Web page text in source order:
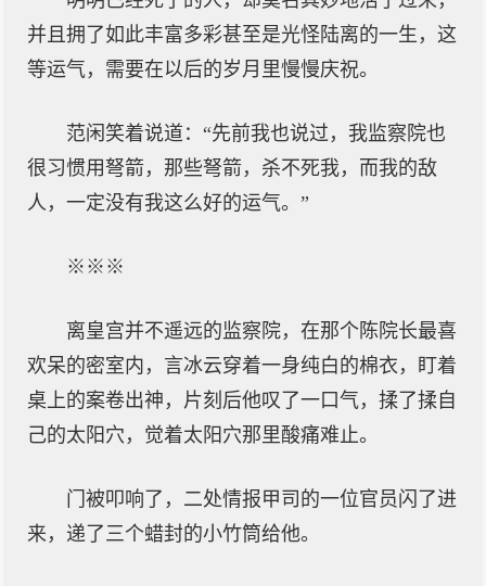
并且拥了如此丰富多彩甚至是光怪陆离的一生，这
等运气，需要在以后的岁月里慢慢庆祝。
范闲笑着说道：“先前我也说过，我监察院也
很习惯用弩箭，那些弩箭，杀不死我，而我的敌
人，一定没有我这么好的运气。”
※※※
离皇宫并不遥远的监察院，在那个陈院长最喜
欢呆的密室内，言冰云穿着一身纯白的棉衣，盯着
桌上的案卷出神，片刻后他叹了一口气，揉了揉自
己的太阳穴，觉着太阳穴那里酸痛难止。
门被叩响了，二处情报甲司的一位官员闪了进
来，递了三个蜡封的小竹筒给他。